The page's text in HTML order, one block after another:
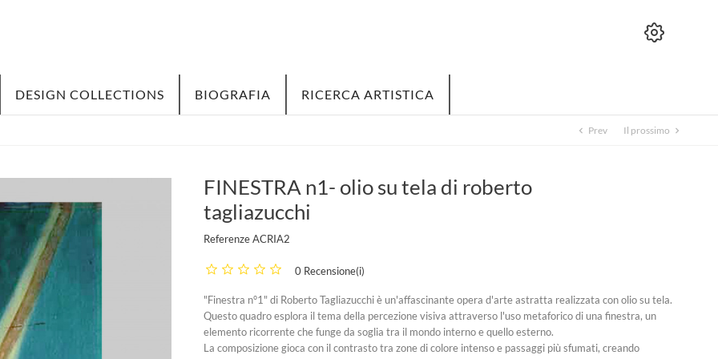
DESIGN COLLECTIONS BIOGRAFIA RICERCA ARTISTICA
chevron_left Prev Il prossimo chevron_right
FINESTRA n1- olio su tela di roberto
tagliazucchi
ReferenzeACRIA2
0 Recensione(i)
"Finestra n°1" di Roberto Tagliazucchi è un'affascinante opera d'arte astratta realizzata con olio su tela.
Questo quadro esplora il tema della percezione visiva attraverso l'uso metaforico di una finestra, un
elemento ricorrente che funge da soglia tra il mondo interno e quello esterno.
La composizione gioca con il contrasto tra zone di colore intenso e passaggi più sfumati, creando